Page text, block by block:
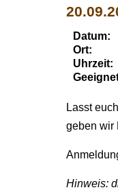
Datum:
Ort:
Uhrzeit:
Lasst
geben wir
Hinweis: